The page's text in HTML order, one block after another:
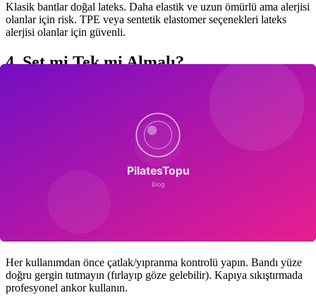
Klasik bantlar doğal lateks. Daha elastik ve uzun ömürlü ama alerjisi
olanlar için risk. TPE veya sentetik elastomer seçenekleri lateks
alerjisi olanlar için güvenli.
4. Set mi Tek mi Almalı?
(medium) en çok kullanılan seviyedir.
5. Bakım ve Dayanıklılık
Direkt güneşten uzak tutun (lateks kurur, çatlar). Kullanım sonrası
talk pudrası sürerseniz yapışmayı önler. Tırnak ve takı ile temas
Her kullanımdan önce çatlak/yıpranma kontrolü yapın. Bandı yüze
doğru gergin tutmayın (fırlayıp göze gelebilir). Kapıya sıkıştırmada
profesyonel ankor kullanın.